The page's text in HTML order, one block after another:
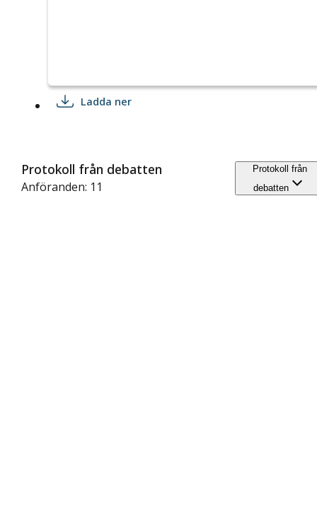
Ladda ner
Protokoll från debatten
Anföranden: 11
Protokoll från
debatten